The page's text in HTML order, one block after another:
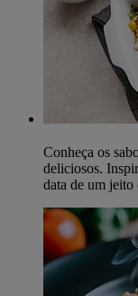
Conheça os
deliciosos.
data de um jeito